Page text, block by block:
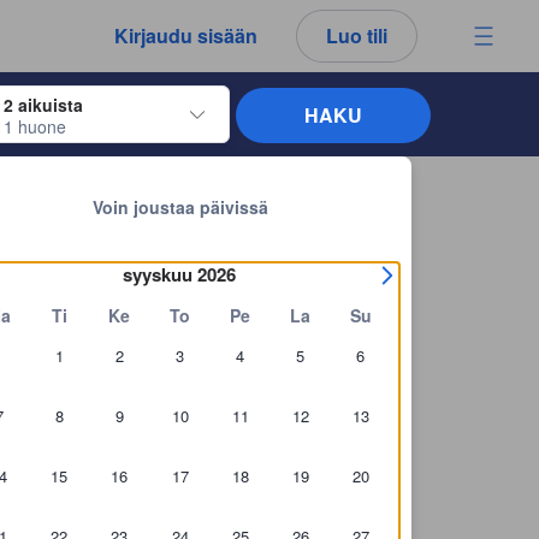
Kirjaudu sisään Luo tili
2 aikuista
1 huone
siirtyäksesi haluamiesi sisään- ja uloskirjautumispäivien
Voin joustaa päivissä
syyskuu 2026
Ti Ke To Pe La Su
1 2 3 4 5 6
8 9 10 11 12 13
15 16 17 18 19 20
HAKU
arvostelut ja kommentit ovat aina aitoja.